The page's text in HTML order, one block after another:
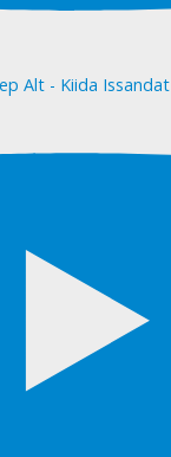
Alt - Kiida Issandat